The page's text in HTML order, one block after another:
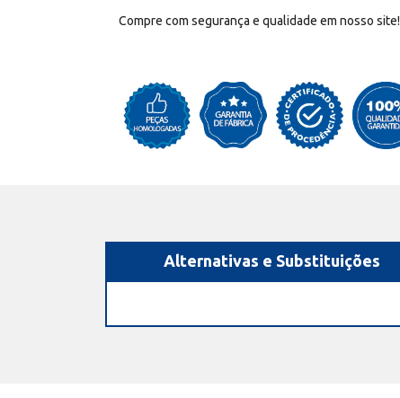
Compre com segurança e qualidade em nosso site!
Alternativas e Substituições